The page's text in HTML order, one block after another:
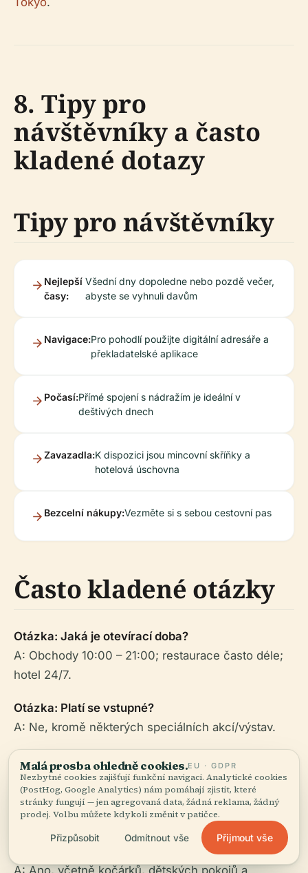
8. Tipy pro
návštěvníky a často
kladené dotazy
Tipy pro návštěvníky
Nejlepší
časy:
Všední dny dopoledne nebo pozdě večer,
abyste se vyhnuli davům
Navigace:Pro pohodlí použijte digitální adresáře a
překladatelské aplikace
Počasí:Přímé spojení s nádražím je ideální v
deštivých dnech
Zavazadla:K dispozici jsou mincovní skříňky a
hotelová úschovna
Bezcelní nákupy:Vezměte si s sebou cestovní pas
Často kladené otázky
Otázka: Jaká je otevírací doba?
A: Obchody 10:00 – 21:00; restaurace často déle;
hotel 24/7.
Otázka: Platí se vstupné?
A: Ne, kromě některých speciálních akcí/výstav.
Otázka: Je Shibuya Mark City bezbariérově
přístupné?
A: Ano, s bezbariérovým designem po celém
objektu.
Otázka: Jsou k dispozici rodinná zařízení?
A: Ano, včetně kočárků, dětských pokojů a
Malá prosba ohledně cookies.EU · GDPR
Nezbytné cookies zajišťují funkční navigaci. Analytické cookies
(PostHog, Google Analytics) nám pomáhají zjistit, které
stránky fungují — jen agregovaná data, žádná reklama, žádný
prodej. Volbu můžete kdykoli změnit v patičce.
Přizpůsobit Odmítnout vše Přijmout vše